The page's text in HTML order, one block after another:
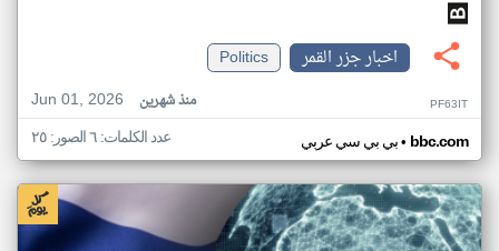
اخبار جزر القمر
Politics
Jun 01, 2026
منذ شهرين PF63IT
بي بي سي عربي• bbc.com عدد الكلمات: ٦ الصور: ٢٥